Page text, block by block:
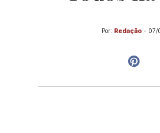
Por: Redação - 07/